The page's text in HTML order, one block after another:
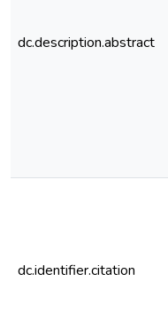
dc.description.abstract
dc.identifier.citation